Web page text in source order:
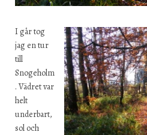
I går tog
jag en tur
till
Snogeholm
. Vädret var
helt
underbart,
sol och